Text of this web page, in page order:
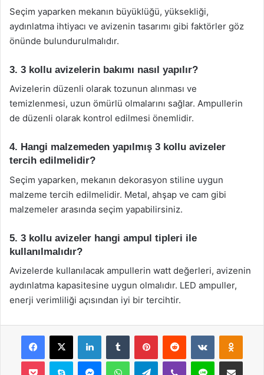
Seçim yaparken mekanın büyüklüğü, yüksekliği,
aydınlatma ihtiyacı ve avizenin tasarımı gibi faktörler göz
önünde bulundurulmalıdır.
3. 3 kollu avizelerin bakımı nasıl yapılır?
Avizelerin düzenli olarak tozunun alınması ve
temizlenmesi, uzun ömürlü olmalarını sağlar. Ampullerin
de düzenli olarak kontrol edilmesi önemlidir.
4. Hangi malzemeden yapılmış 3 kollu avizeler
tercih edilmelidir?
Seçim yaparken, mekanın dekorasyon stiline uygun
malzeme tercih edilmelidir. Metal, ahşap ve cam gibi
malzemeler arasında seçim yapabilirsiniz.
5. 3 kollu avizeler hangi ampul tipleri ile
kullanılmalıdır?
Avizelerde kullanılacak ampullerin watt değerleri, avizenin
aydınlatma kapasitesine uygun olmalıdır. LED ampuller,
enerji verimliliği açısından iyi bir tercihtir.
Facebook
X LinkedInTumblr PinterestReddit VKontakte
Pocket Skype MessengerWhatsAppTelegramViber Line E-Posta ile